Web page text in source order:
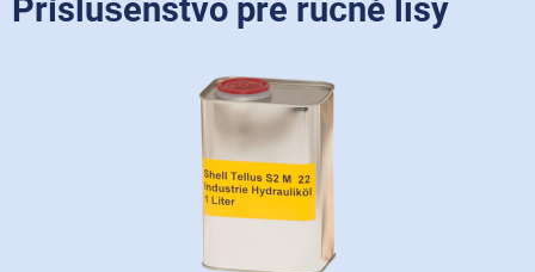
Príslušenstvo pre ručné lisy